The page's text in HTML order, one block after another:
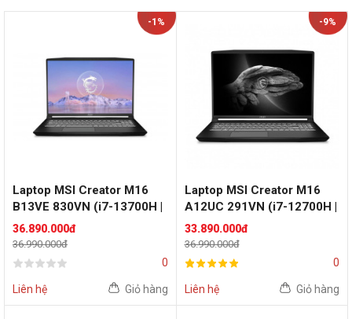
-1%
Laptop MSI Creator M16
B13VE 830VN (i7-13700H |
RAM 16GB | SSD 512GB |
RTX 4050 6GB | 16" FHD
144Hz | Win 11 | Black)
36.890.000đ
36.990.000đ
0
Liên hệ Giỏ hàng
-9%
Laptop MSI Creator M16
A12UC 291VN (i7-12700H |
RAM 16GB | SSD 512GB |
RTX 3050 4GB | 16" QHD+
500nit | Win 11 | Black)
33.890.000đ
36.990.000đ
0
Liên hệ Giỏ hàng